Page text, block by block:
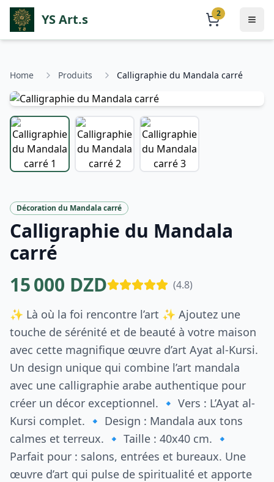
YS Art.s 2
Home Produits Calligraphie du Mandala carré
Décoration du Mandala carré
Calligraphie du Mandala
carré
15 000 DZD
(4.8)
✨ Là où la foi rencontre l’art ✨ Ajoutez une
touche de sérénité et de beauté à votre maison
avec cette magnifique œuvre d’art Ayat al-Kursi.
Un design unique qui combine l’art mandala
avec une calligraphie arabe authentique pour
créer un décor exceptionnel. 🔹 Vers : L’Ayat al-
Kursi complet. 🔹 Design : Mandala aux tons
calmes et terreux. 🔹 Taille : 40x40 cm. 🔹
Parfait pour : salons, entrées et bureaux. Une
œuvre d’art qui pulse de spiritualité et apporte